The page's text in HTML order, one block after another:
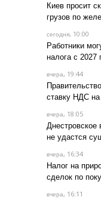
Киев просит
грузов по
сегодня, 10:00
Работники
налога с 2027
вчера, 19:44
ставку НДС
вчера, 18:05
Днестровское
не удастся
вчера, 16:34
Налог на
сделок по
вчера, 16:11